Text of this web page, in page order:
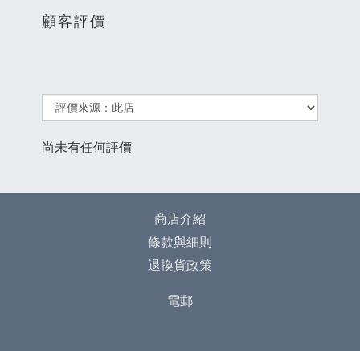
顧客評價
尚未有任何評價
商店介紹
條款與細則
退換貨政策
電郵